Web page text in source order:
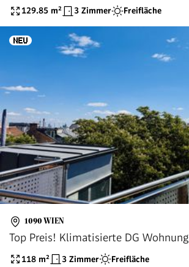
einer Ebene mit drei Terrassen
129.85 m² 3 Zimmer Freifläche
1090 WIEN
Top Preis! Klimatisierte DG Wohnung
118 m² 3 Zimmer Freifläche